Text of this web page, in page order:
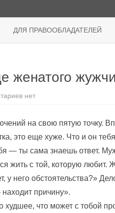
содержимому
ДЛЯ ПРАВООБЛАДАТЕЛЕЙ
женатого
к
женатого
нет
на свою пятую точку.
это еще хуже. Что и он
— ты сама знаешь ответ.
жить с той, которую
у него обстоятельства?»
причину».
худшее, что может с тобой